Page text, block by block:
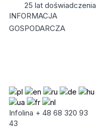
25 lat doświadczenia
INFORMACJA
GOSPODARCZA
Infolina + 48 68 320 93
43